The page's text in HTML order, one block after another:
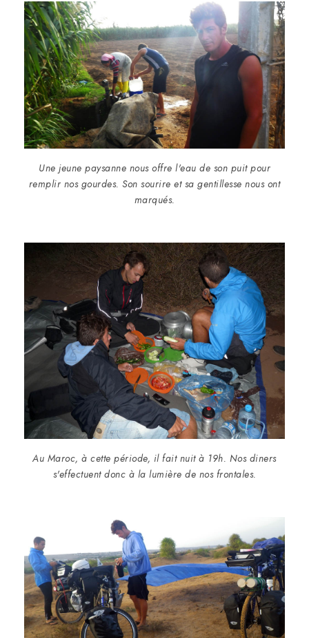
Une jeune paysanne nous offre l'eau de son puit pour
remplir nos gourdes. Son sourire et sa gentillesse nous ont
marqués.
Au Maroc, à cette période, il fait nuit à 19h. Nos diners
s'effectuent donc à la lumière de nos frontales.